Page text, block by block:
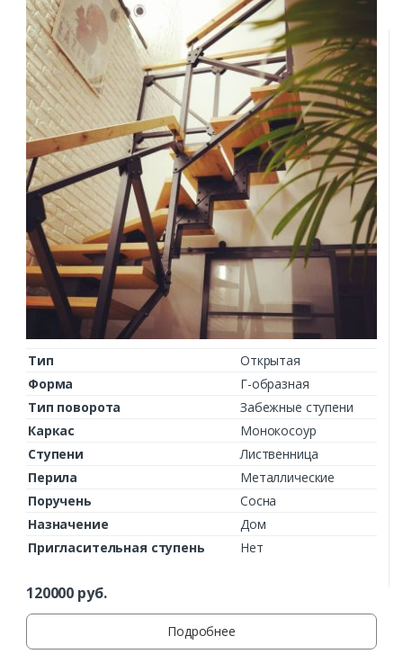
Тип
Открытая
Форма
Г-образная
Тип поворота
Забежные ступени
Каркас
Монокосоур
Ступени
Лиственница
Перила
Металлические
Поручень
Сосна
Назначение
Дом
Пригласительная ступень
Нет
120000 руб.
Подробнее